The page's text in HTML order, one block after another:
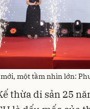
một tầm nhìn lớn:
thừa di sản 25